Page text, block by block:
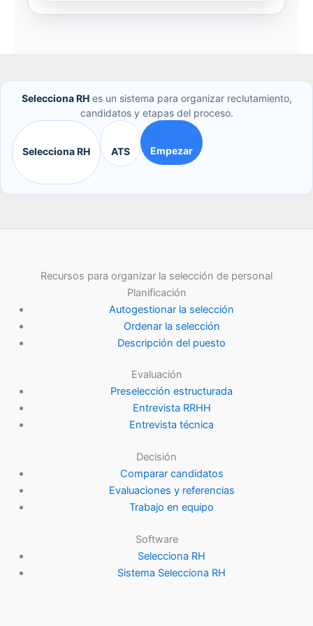
Selecciona RHes un sistema para organizar reclutamiento,
candidatos y etapas del proceso.
Selecciona RH ATS Empezar
Recursos para organizar la selección de personal
Planificación
Autogestionar la selección
Ordenar la selección
Descripción del puesto
Evaluación
Preselección estructurada
Entrevista RRHH
Entrevista técnica
Decisión
Comparar candidatos
Evaluaciones y referencias
Trabajo en equipo
Software
Selecciona RH
Sistema Selecciona RH